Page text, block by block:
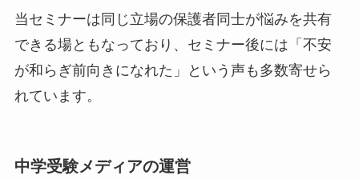
当セミナーは同じ立場の保護者同士が悩みを共有
できる場ともなっており、セミナー後には「不安
が和らぎ前向きになれた」という声も多数寄せら
れています。
中学受験メディアの運営